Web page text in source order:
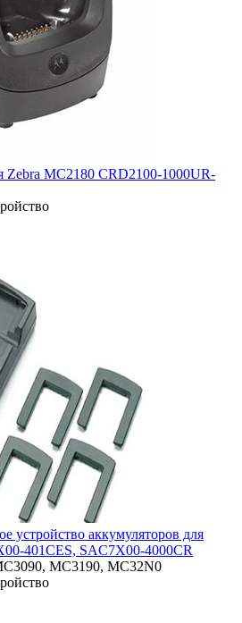
Zebra MC2180 CRD2100-1000UR-
устройство аккумуляторов для
401CES, SAC7X00-4000CR
MC3190, MC32N0